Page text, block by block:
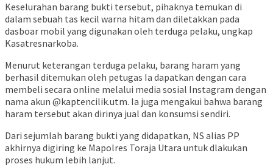
Keselurahan barang bukti tersebut, pihaknya temukan di
dalam sebuah tas kecil warna hitam dan diletakkan pada
dasboar mobil yang digunakan oleh terduga pelaku, ungkap
Kasatresnarkoba.
Menurut keterangan terduga pelaku, barang haram yang
berhasil ditemukan oleh petugas Ia dapatkan dengan cara
membeli secara online melalui media sosial Instagram dengan
nama akun @kaptencilik.utm. Ia juga mengakui bahwa barang
haram tersebut akan dirinya jual dan konsumsi sendiri.
Dari sejumlah barang bukti yang didapatkan, NS alias PP
akhirnya digiring ke Mapolres Toraja Utara untuk dlakukan
proses hukum lebih lanjut.